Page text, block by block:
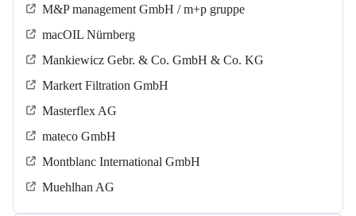
M&P management GmbH / m+p gruppe
macOIL Nürnberg
Mankiewicz Gebr. & Co. GmbH & Co. KG
Markert Filtration GmbH
Masterflex AG
mateco GmbH
Montblanc International GmbH
Muehlhan AG